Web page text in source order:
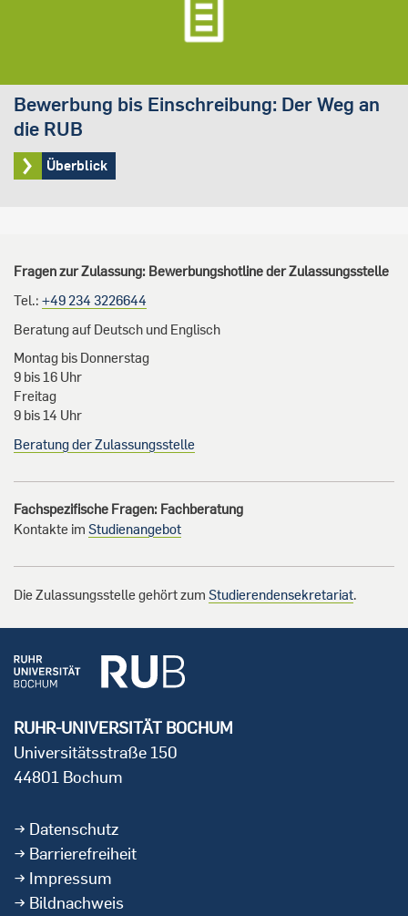
Bewerbung bis Einschreibung: Der Weg an
die RUB
Überblick
Fragen zur Zulassung: Bewerbungshotline der Zulassungsstelle
Tel.: +49 234 3226644
Beratung auf Deutsch und Englisch
Montag bis Donnerstag
9 bis 16 Uhr
Freitag
9 bis 14 Uhr
Beratung der Zulassungsstelle
Fachspezifische Fragen: Fachberatung
Kontakte im Studienangebot
Die Zulassungsstelle gehört zum Studierendensekretariat.
RUHR-UNIVERSITÄT BOCHUM
Universitätsstraße 150
44801 Bochum
Datenschutz
Barrierefreiheit
Impressum
Bildnachweis